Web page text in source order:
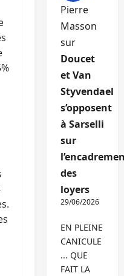
Pierre
Masson
sur
Doucet
et Van
Styvendael
s’opposent
à Sarselli
sur
des
loyers
29/06/2026
EN PLEINE
CANICULE
... QUE
FAIT LA